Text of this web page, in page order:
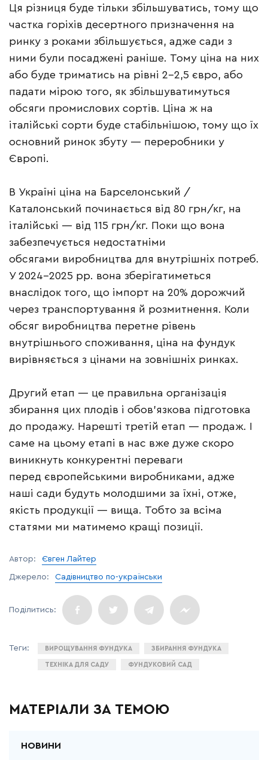
Ця різниця буде тільки збільшуватись, тому що
частка горіхів десертного призначення на
ринку з роками збільшується, адже сади з
ними були посаджені раніше. Тому ціна на них
або буде триматись на рівні 2–2,5 євро, або
падати мірою того, як збільшуватимуться
обсяги промислових сортів. Ціна ж на
італійські сорти буде стабільнішою, тому що їх
основний ринок збуту — переробники у
Європі.
В Україні ціна на Барселонський /
Каталонський починається від 80 грн/кг, на
італійські — від 115 грн/кг. Поки що вона
забезпечується недостатніми
обсягами виробництва для внутрішніх потреб.
У 2024–2025 рр. вона зберігатиметься
внаслідок того, що імпорт на 20% дорожчий
через транспортування й розмитнення. Коли
обсяг виробництва перетне рівень
внутрішнього споживання, ціна на фундук
вирівняється з цінами на зовнішніх ринках.
Другий етап — це правильна організація
збирання цих плодів і обов’язкова підготовка
до продажу. Нарешті третій етап — продаж. І
саме на цьому етапі в нас вже дуже скоро
виникнуть конкурентні переваги
перед європейськими виробниками, адже
наші сади будуть молодшими за їхні, отже,
якість продукції — вища. Тобто за всіма
статями ми матимемо кращі позиції.
Автор: Євген Лайтер
Джерело: Садівництво по-українськи
ВИРОЩУВАННЯ ФУНДУКА ЗБИРАННЯ ФУНДУКА
ТЕХНІКА ДЛЯ САДУ ФУНДУКОВИЙ САД
МАТЕРІАЛИ ЗА ТЕМОЮ